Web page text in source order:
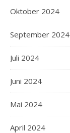
Oktober 2024
September 2024
Juli 2024
Juni 2024
Mai 2024
April 2024